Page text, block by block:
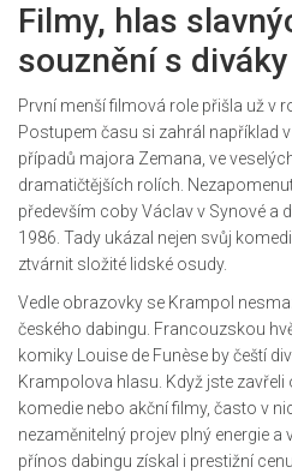
Filmy, hlas
souznění s diváky
První menší filmová role přišla už v
Postupem času si zahrál například
případů majora Zemana, ve
dramatičtějších rolích.
především coby Václav v Synové a
1986. Tady ukázal nejen svůj
ztvárnit složité lidské osudy.
Vedle obrazovky se Krampol
českého dabingu. Francouzskou
komiky Louise de Funèse by čeští
Krampolova hlasu. Když jste zavřeli
komedie nebo akční filmy, často v
nezaměnitelný projev plný energie
přínos dabingu získal i prestižní